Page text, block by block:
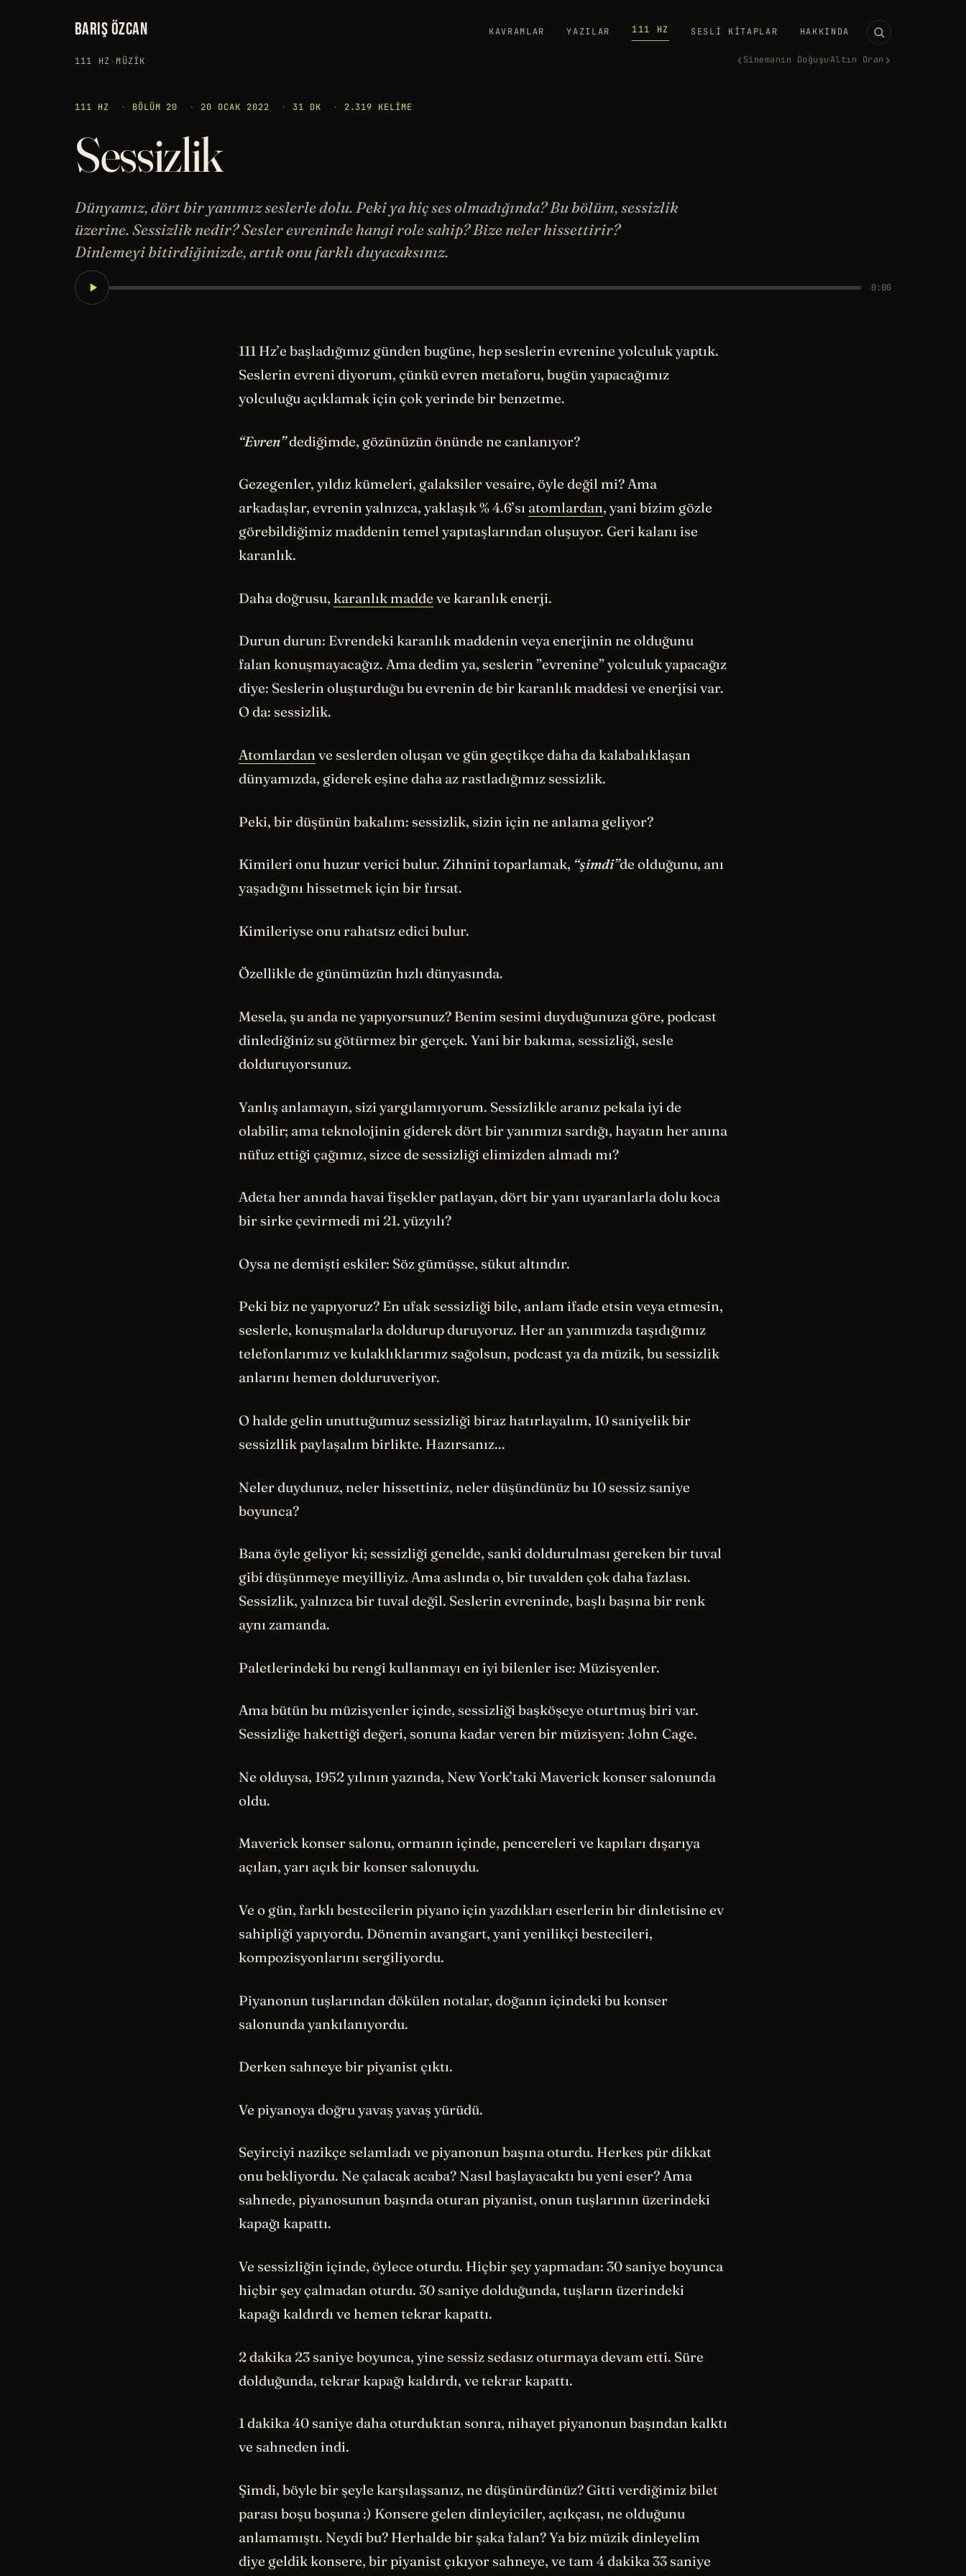
BARIŞ ÖZCAN KAVRAMLAR YAZILAR 111 HZ SESLI KITAPLAR HAKKINDA
111 HZ› MÜZIK ‹Sinemanın DoğuşuAltın Oran ›
111 HZ · BÖLÜM 20 · 20 OCAK 2022 · 31 DK · 2.319 KELIME
Sessizlik
Dünyamız, dört bir yanımız seslerle dolu. Peki ya hiç ses olmadığında? Bu bölüm, sessizlik
üzerine. Sessizlik nedir? Sesler evreninde hangi role sahip? Bize neler hissettirir?
Dinlemeyi bitirdiğinizde, artık onu farklı duyacaksınız.
0:00
111 Hz’e başladığımız günden bugüne, hep seslerin evrenine yolculuk yaptık.
Seslerin evreni diyorum, çünkü evren metaforu, bugün yapacağımız
yolculuğu açıklamak için çok yerinde bir benzetme.
“Evren”dediğimde, gözünüzün önünde ne canlanıyor?
Gezegenler, yıldız kümeleri, galaksiler vesaire, öyle değil mi? Ama
arkadaşlar, evrenin yalnızca, yaklaşık % 4.6’sı atomlardan, yani bizim gözle
görebildiğimiz maddenin temel yapıtaşlarından oluşuyor. Geri kalanı ise
karanlık.
Daha doğrusu, karanlık madde ve karanlık enerji.
Durun durun: Evrendeki karanlık maddenin veya enerjinin ne olduğunu
falan konuşmayacağız. Ama dedim ya, seslerin ”evrenine” yolculuk yapacağız
diye: Seslerin oluşturduğu bu evrenin de bir karanlık maddesi ve enerjisi var.
O da: sessizlik.
Atomlardan ve seslerden oluşan ve gün geçtikçe daha da kalabalıklaşan
dünyamızda, giderek eşine daha az rastladığımız sessizlik.
Peki, bir düşünün bakalım: sessizlik, sizin için ne anlama geliyor?
Kimileri onu huzur verici bulur. Zihnini toparlamak, “şimdi”de olduğunu, anı
yaşadığını hissetmek için bir fırsat.
Kimileriyse onu rahatsız edici bulur.
Özellikle de günümüzün hızlı dünyasında.
Mesela, şu anda ne yapıyorsunuz? Benim sesimi duyduğunuza göre, podcast
dinlediğiniz su götürmez bir gerçek. Yani bir bakıma, sessizliği, sesle
dolduruyorsunuz.
Yanlış anlamayın, sizi yargılamıyorum. Sessizlikle aranız pekala iyi de
olabilir; ama teknolojinin giderek dört bir yanımızı sardığı, hayatın her anına
nüfuz ettiği çağımız, sizce de sessizliği elimizden almadı mı?
Adeta her anında havai fişekler patlayan, dört bir yanı uyaranlarla dolu koca
bir sirke çevirmedi mi 21. yüzyılı?
Oysa ne demişti eskiler: Söz gümüşse, sükut altındır.
Peki biz ne yapıyoruz? En ufak sessizliği bile, anlam ifade etsin veya etmesin,
seslerle, konuşmalarla doldurup duruyoruz. Her an yanımızda taşıdığımız
telefonlarımız ve kulaklıklarımız sağolsun, podcast ya da müzik, bu sessizlik
anlarını hemen dolduruveriyor.
O halde gelin unuttuğumuz sessizliği biraz hatırlayalım, 10 saniyelik bir
sessizllik paylaşalım birlikte. Hazırsanız...
Neler duydunuz, neler hissettiniz, neler düşündünüz bu 10 sessiz saniye
boyunca?
Bana öyle geliyor ki; sessizliği genelde, sanki doldurulması gereken bir tuval
gibi düşünmeye meyilliyiz. Ama aslında o, bir tuvalden çok daha fazlası.
Sessizlik, yalnızca bir tuval değil. Seslerin evreninde, başlı başına bir renk
aynı zamanda.
Paletlerindeki bu rengi kullanmayı en iyi bilenler ise: Müzisyenler.
Ama bütün bu müzisyenler içinde, sessizliği başköşeye oturtmuş biri var.
Sessizliğe hakettiği değeri, sonuna kadar veren bir müzisyen: John Cage.
Ne olduysa, 1952 yılının yazında, New York’taki Maverick konser salonunda
oldu.
Maverick konser salonu, ormanın içinde, pencereleri ve kapıları dışarıya
açılan, yarı açık bir konser salonuydu.
Ve o gün, farklı bestecilerin piyano için yazdıkları eserlerin bir dinletisine ev
sahipliği yapıyordu. Dönemin avangart, yani yenilikçi bestecileri,
kompozisyonlarını sergiliyordu.
Piyanonun tuşlarından dökülen notalar, doğanın içindeki bu konser
salonunda yankılanıyordu.
Derken sahneye bir piyanist çıktı.
Ve piyanoya doğru yavaş yavaş yürüdü.
Seyirciyi nazikçe selamladı ve piyanonun başına oturdu. Herkes pür dikkat
onu bekliyordu. Ne çalacak acaba? Nasıl başlayacaktı bu yeni eser? Ama
sahnede, piyanosunun başında oturan piyanist, onun tuşlarının üzerindeki
kapağı kapattı.
Ve sessizliğin içinde, öylece oturdu. Hiçbir şey yapmadan: 30 saniye boyunca
hiçbir şey çalmadan oturdu. 30 saniye dolduğunda, tuşların üzerindeki
kapağı kaldırdı ve hemen tekrar kapattı.
2 dakika 23 saniye boyunca, yine sessiz sedasız oturmaya devam etti. Süre
dolduğunda, tekrar kapağı kaldırdı, ve tekrar kapattı.
1 dakika 40 saniye daha oturduktan sonra, nihayet piyanonun başından kalktı
ve sahneden indi.
Şimdi, böyle bir şeyle karşılaşsanız, ne düşünürdünüz? Gitti verdiğimiz bilet
parası boşu boşuna :) Konsere gelen dinleyiciler, açıkçası, ne olduğunu
anlamamıştı. Neydi bu? Herhalde bir şaka falan? Ya biz müzik dinleyelim
diye geldik konsere, bir piyanist çıkıyor sahneye, ve tam 4 dakika 33 saniye